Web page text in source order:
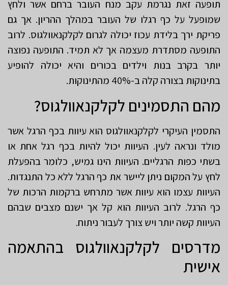
תופעה זאת נגרמת עקב מנח העובר ברחם אשר ולחץ
שמופעל על כף רגלו של העובר במהלך ההריון. אך גם
פריקת ירך בלידת עכוז יכולה לגרום לקלקנאוולגוס. לרוב
התופעה מסתדרת מעצמה אך לא תמיד. התופעה נפוצה
יותר בקרב בנות וילדים בכורים והיא יכולה להופיע
בתינוקות בצורה קלה ב-40% מהתינוקות.
מהם התסמינים לקלקנאוולגוס?
התסמין העיקרי לקלקנאוולגוס הוא עיוות בכף הרגל אשר
מולד ונראה לעין. העיוות יכול להיות בכף רגל אחת או
בשתי כפות הרגליים. העיוות הינו גמיש, כלומר בהפעלת
לחץ על המקום ניתן ליישר את כף הרגל ללא כל התנגדות.
העיוות עצמו הוא עיוות אשר מתרחש ברקמות הרכות של
כף הרגל. לרוב העיוות הוא קל אך ישנם מצבים שבהם
העיוות קשה יותר ויש צורך לעבור ניתוח.
מדרסים לקלקנאוולגוס בהתאמה
אישית